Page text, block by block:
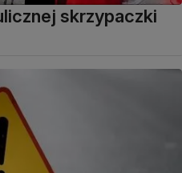
skrzypaczki